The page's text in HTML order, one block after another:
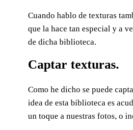
Cuando hablo de texturas
que la hace tan especial y a
de dicha biblioteca.
Captar texturas.
Como he dicho se puede
idea de esta biblioteca es
un toque a nuestras fotos, o